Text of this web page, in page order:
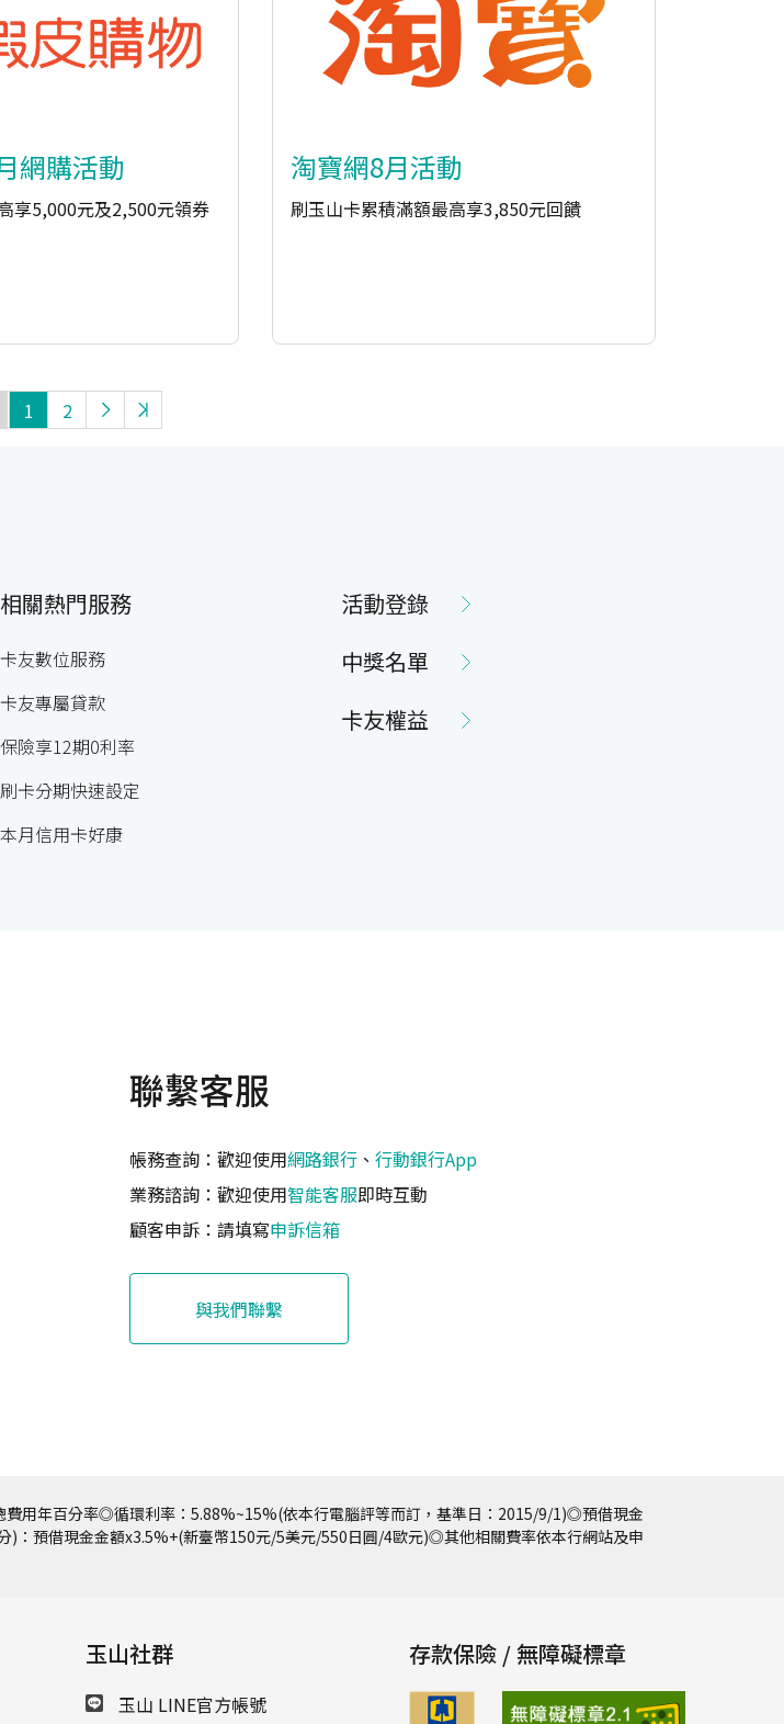
網購活動
享5,000元及2,500元領券
淘寶網8月活動
刷玉山卡累積滿額最高享3,850元回饋
1 2
相關熱門服務
卡友數位服務
卡友專屬貸款
保險享12期0利率
刷卡分期快速設定
本月信用卡好康
活動登錄
中獎名單
卡友權益
聯繫客服
帳務查詢：歡迎使用網路銀行 、 行動銀行App
業務諮詢：歡迎使用智能客服即時互動
顧客申訴：請填寫申訴信箱
與我們聯繫
用年百分率◎循環利率：5.88%~15%(依本行電腦評等而訂，基準日：2015/9/1)◎預借現金
)：預借現金金額x3.5%+(新臺幣150元/5美元/550日圓/4歐元)◎其他相關費率依本行網站及申
玉山社群
玉山 LINE官方帳號
存款保險 / 無障礙標章